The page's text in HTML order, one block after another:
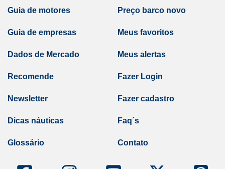
Guia de motores
Guia de empresas
Dados de Mercado
Preço barco novo
Meus favoritos
Meus alertas
Recomende
Newsletter
Dicas náuticas
Glossário
Fazer Login
Fazer cadastro
Faq´s
Contato